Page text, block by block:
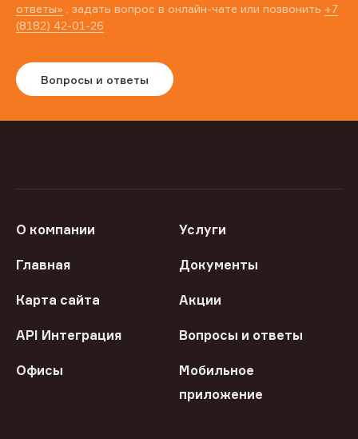
ответы» , задать вопрос в онлайн-чате или позвонить +7
(8182) 42-01-26
Вопросы и ответы
О компании Услуги
Главная Документы
Карта сайта Акции
API Интеграция Вопросы и ответы
Офисы
Мобильное
приложение